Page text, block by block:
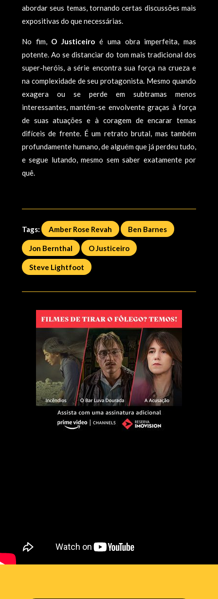
abordar seus temas, tornando certas discussões mais
expositivas do que necessárias.
No fim, O Justiceiro é uma obra imperfeita, mas
potente. Ao se distanciar do tom mais tradicional dos
super-heróis, a série encontra sua força na crueza e
na complexidade de seu protagonista. Mesmo quando
exagera ou se perde em subtramas menos
interessantes, mantém-se envolvente graças à força
de suas atuações e à coragem de encarar temas
difíceis de frente. É um retrato brutal, mas também
profundamente humano, de alguém que já perdeu tudo,
e segue lutando, mesmo sem saber exatamente por
quê.
Tags: Amber Rose Revah Ben Barnes
Jon Bernthal O Justiceiro
Steve Lightfoot